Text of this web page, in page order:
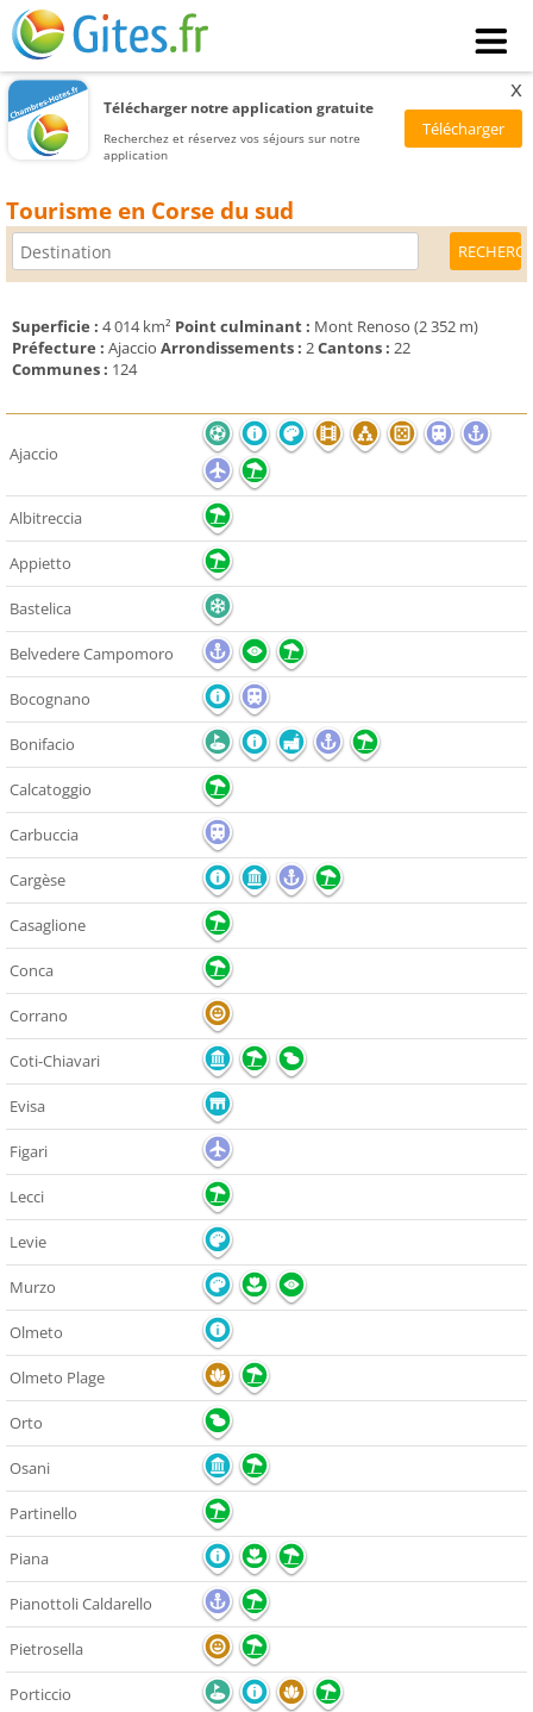
Télécharger notre application gratuite
Recherchez et réservez vos séjours sur notre
application
x
Tourisme en Corse du sud
Superficie : 4 014 km² Point culminant : Mont Renoso (2 352 m)
Préfecture : Ajaccio Arrondissements : 2Cantons : 22
Communes : 124
Ajaccio
Albitreccia
Appietto
Bastelica
Belvedere Campomoro
Bocognano
Bonifacio
Calcatoggio
Carbuccia
Cargèse
Casaglione
Conca
Corrano
Coti-Chiavari
Evisa
Figari
Lecci
Levie
Murzo
Olmeto
Olmeto Plage
Orto
Osani
Partinello
Piana
Pianottoli Caldarello
Pietrosella
Porticcio